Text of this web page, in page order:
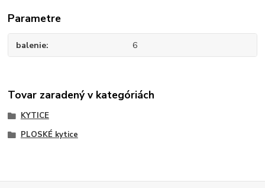
Parametre
balenie 6
Tovar zaradený v kategóriách
KYTICE
PLOSKÉ kytice